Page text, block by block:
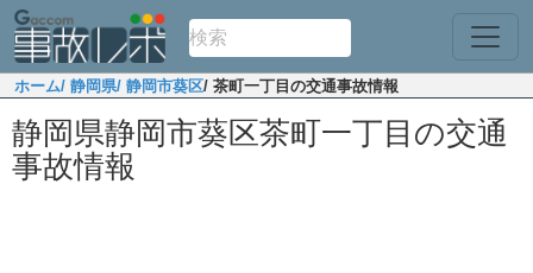
ホーム/ 静岡県/ 静岡市葵区/ 茶町一丁目の交通事故情報
静岡県静岡市葵区茶町一丁目の交通
事故情報